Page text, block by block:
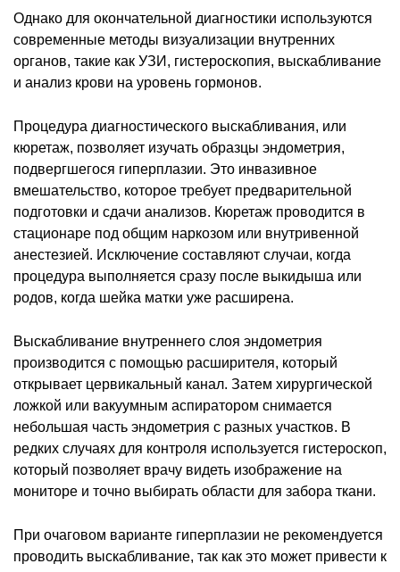
Однако для окончательной диагностики используются
современные методы визуализации внутренних
органов, такие как УЗИ, гистероскопия, выскабливание
и анализ крови на уровень гормонов.
Процедура диагностического выскабливания, или
кюретаж, позволяет изучать образцы эндометрия,
подвергшегося гиперплазии. Это инвазивное
вмешательство, которое требует предварительной
подготовки и сдачи анализов. Кюретаж проводится в
стационаре под общим наркозом или внутривенной
анестезией. Исключение составляют случаи, когда
процедура выполняется сразу после выкидыша или
родов, когда шейка матки уже расширена.
Выскабливание внутреннего слоя эндометрия
производится с помощью расширителя, который
открывает цервикальный канал. Затем хирургической
ложкой или вакуумным аспиратором снимается
небольшая часть эндометрия с разных участков. В
редких случаях для контроля используется гистероскоп,
который позволяет врачу видеть изображение на
мониторе и точно выбирать области для забора ткани.
При очаговом варианте гиперплазии не рекомендуется
проводить выскабливание, так как это может привести к